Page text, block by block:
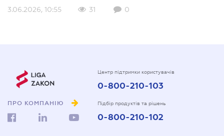
3.06.2026, 10:55 31 0
ПРО КОМПАНІЮ
Центр підтримки користувачів
0-800-210-103
Підбір продуктів та рішень
0-800-210-102